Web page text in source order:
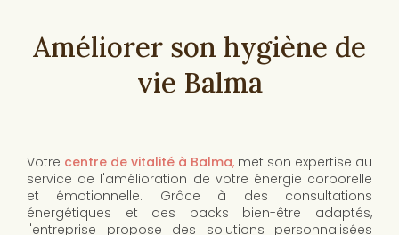
Améliorer son hygiène de
vie Balma
Votre centre de vitalité à Balma, met son expertise au
service de l'amélioration de votre énergie corporelle
et émotionnelle. Grâce à des consultations
énergétiques et des packs bien-être adaptés,
l'entreprise propose des solutions personnalisées